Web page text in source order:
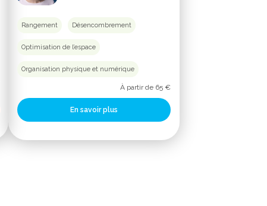
Rangement Désencombrement
Optimisation de l’espace
Organisation physique et numérique
À partir de 65 €
En savoir plus